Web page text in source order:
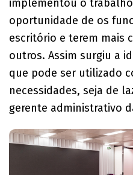
implementou o
oportunidade de os
escritório e terem mais
outros. Assim surgiu a
que pode ser utilizado
necessidades, seja de
gerente administrativo